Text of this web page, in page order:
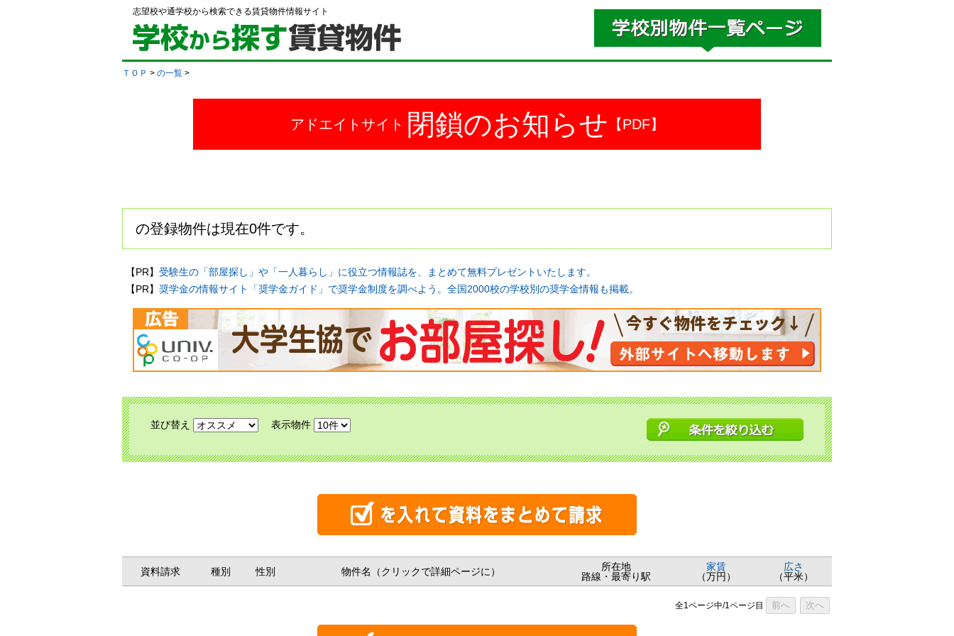
志望校や通学校から検索できる賃貸物件情報サイト
ＴＯＰ > の一覧 >
アドエイトサイト 閉鎖のお知らせ 【PDF】
の登録物件は現在0件です。
【PR】 受験生の「部屋探し」や「一人暮らし」に役立つ情報誌を、まとめて無料プレゼントいたします。
【PR】 奨学金の情報サイト「奨学金ガイド」で奨学金制度を調べよう。全国2000校の学校別の奨学金情報も掲載。
並び替え 表示物件
資料請求 種別 性別 物件名（クリックで詳細ページに）
所在地
路線・最寄り駅
家賃
（万円）
広さ
（平米）
全1ページ中/1ページ目 前へ 次へ